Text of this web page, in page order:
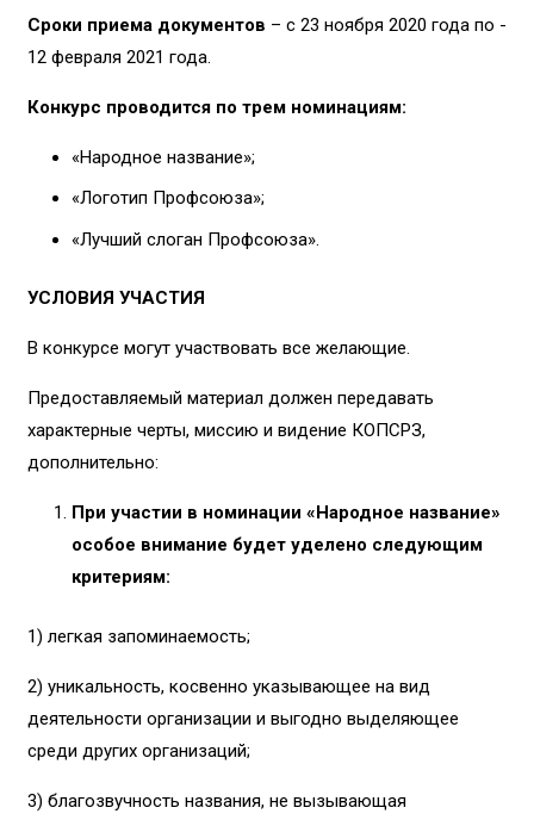
Сроки приема документов – с 23 ноября 2020 года по ­­­­
12 февраля 2021 года.
Конкурс проводится по трем номинациям:
«Народное название»;
«Логотип Профсоюза»;
«Лучший слоган Профсоюза».
УСЛОВИЯ УЧАСТИЯ
В конкурсе могут участвовать все желающие.
Предоставляемый материал должен передавать
характерные черты, миссию и видение КОПCРЗ,
дополнительно:
При участии в номинации «Народное название»
особое внимание будет уделено следующим
критериям:
1) легкая запоминаемость;
2) уникальность, косвенно указывающее на вид
деятельности организации и выгодно выделяющее
среди других организаций;
3) благозвучность названия, не вызывающая